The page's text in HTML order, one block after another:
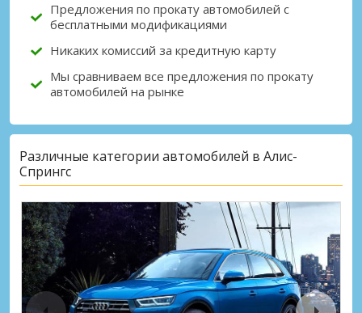
Предложения по прокату автомобилей с
бесплатными модификациями
Никаких комиссий за кредитную карту
Мы сравниваем все предложения по прокату
автомобилей на рынке
Различные категории автомобилей в Алис-
Спрингс